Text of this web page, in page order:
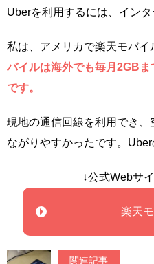
Uberを利用するには、インタ
私は、アメリカで楽天モバイ
バイルは海外でも毎月2GB
です。
現地の通信回線を利用でき
ながりやすかったです。Uber
↓公式Webサ
楽天
関連記事